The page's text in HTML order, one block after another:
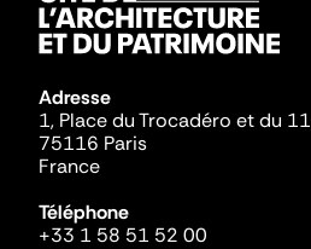
Adresse
1, Place du Trocadéro et du
75116 Paris
France
Téléphone
+33 1 58 51 52 00